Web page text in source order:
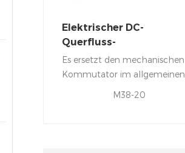
Elektrischer DC-
Querfluss-
Belüftungslüftermotor
Es ersetzt den mechanischen
Kommutator im allgemeinen
M38-20